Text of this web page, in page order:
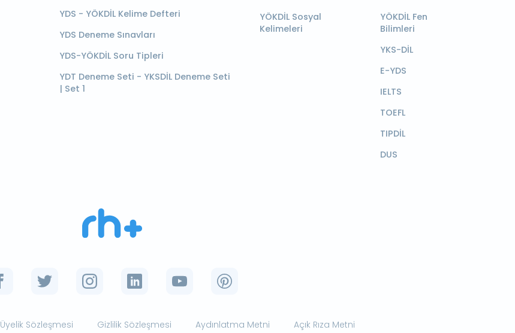
YDS - YÖKDİL Kelime Defteri
YDS Deneme Sınavları
YDS-YÖKDİL Soru Tipleri
YDT Deneme Seti - YKSDİL Deneme Seti
| Set 1
YÖKDİL Sosyal
Kelimeleri
YÖKDİL Fen
Bilimleri
YKS-DİL
E-YDS
IELTS
TOEFL
TIPDİL
DUS
Üyelik Sözleşmesi Gizlilik Sözleşmesi Aydınlatma Metni Açık Rıza Metni